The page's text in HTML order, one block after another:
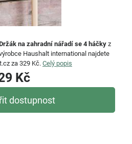
na zahradní nářadí se 4 háčky z
Haushalt international najdete
za 329 Kč.Celý popis
Kč
dostupnost